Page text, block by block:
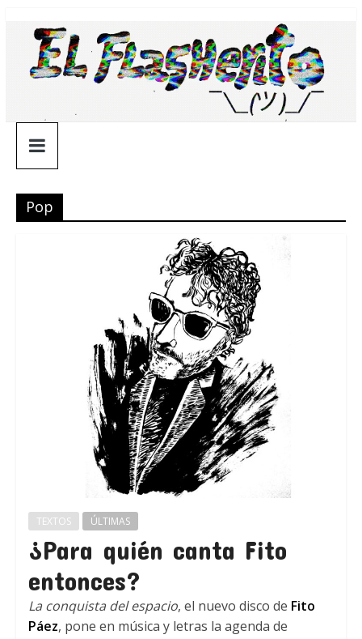
contenido
¯\_(ツ)_/
¯
Pop
TEXTOS ÚLTIMAS
¿Para quién canta Fito
entonces?
La conquista del espacio, el nuevo disco de Fito
Páez, pone en música y letras la agenda de